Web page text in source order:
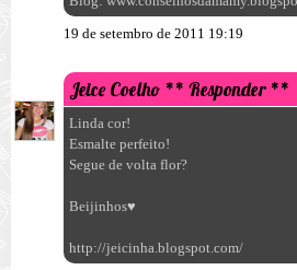
19 de setembro de 2011 19:19
Jeice Coelho ** Responder **
Linda cor!
Esmalte perfeito!
Segue de volta flor?
Beijinhos♥
http://jeicinha.blogspot.com/